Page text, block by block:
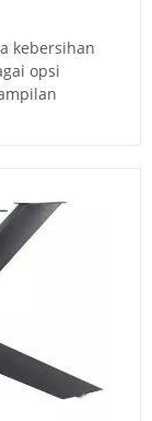
kebersihan
opsi